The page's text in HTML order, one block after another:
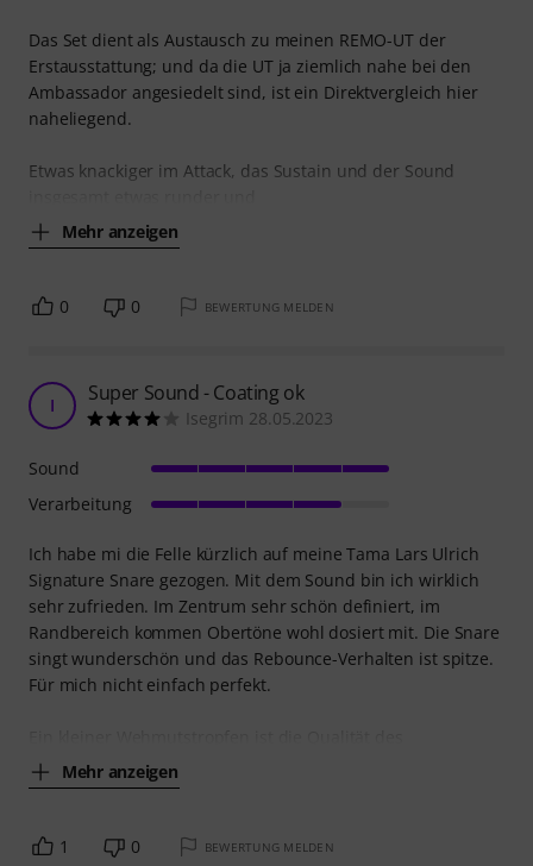
Das Set dient als Austausch zu meinen REMO-UT der
Erstausstattung; und da die UT ja ziemlich nahe bei den
Ambassador angesiedelt sind, ist ein Direktvergleich hier
naheliegend.
Etwas knackiger im Attack, das Sustain und der Sound
Mehr anzeigen
0 0 BEWERTUNG MELDEN
I Super Sound - Coating ok
Isegrim 28.05.2023
Ich habe mi die Felle kürzlich auf meine Tama Lars Ulrich
Signature Snare gezogen. Mit dem Sound bin ich wirklich
sehr zufrieden. Im Zentrum sehr schön definiert, im
Randbereich kommen Obertöne wohl dosiert mit. Die Snare
singt wunderschön und das Rebounce-Verhalten ist spitze.
Für mich nicht einfach perfekt.
Mehr anzeigen
Sound
Verarbeitung
1 0 BEWERTUNG MELDEN